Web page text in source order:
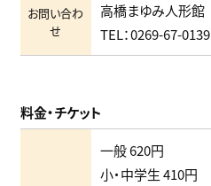
お問い合わ
せ
高橋まゆみ人形館
TEL：0269-67-0139
料金・チケット
一般 620円
⼩・中学⽣ 410円